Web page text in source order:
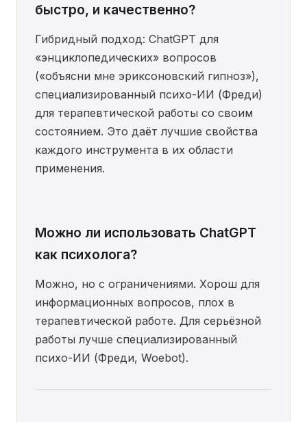
быстро, и качественно?
Гибридный подход: ChatGPT для
«энциклопедических» вопросов
(«объясни мне эриксоновский гипноз»),
специализированный психо-ИИ (Фреди)
для терапевтической работы со своим
состоянием. Это даёт лучшие свойства
каждого инструмента в их области
применения.
Можно ли использовать ChatGPT
как психолога?
Можно, но с ограничениями. Хорош для
информационных вопросов, плох в
терапевтической работе. Для серьёзной
работы лучше специализированный
психо-ИИ (Фреди, Woebot).